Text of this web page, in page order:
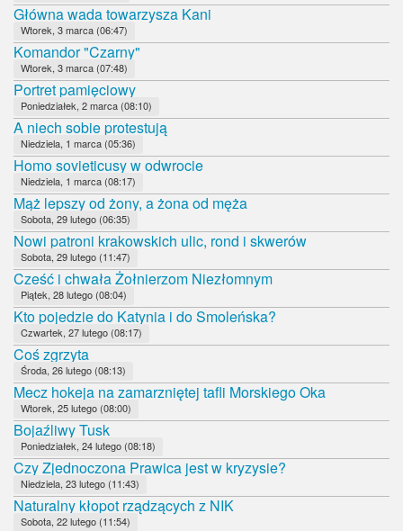
Główna wada towarzysza Kani
Wtorek, 3 marca (06:47)
Komandor "Czarny"
Wtorek, 3 marca (07:48)
Portret pamięciowy
Poniedziałek, 2 marca (08:10)
A niech sobie protestują
Niedziela, 1 marca (05:36)
Homo sovieticusy w odwrocie
Niedziela, 1 marca (08:17)
Mąż lepszy od żony, a żona od męża
Sobota, 29 lutego (06:35)
Nowi patroni krakowskich ulic, rond i skwerów
Sobota, 29 lutego (11:47)
Cześć i chwała Żołnierzom Niezłomnym
Piątek, 28 lutego (08:04)
Kto pojedzie do Katynia i do Smoleńska?
Czwartek, 27 lutego (08:17)
Coś zgrzyta
Środa, 26 lutego (08:13)
Mecz hokeja na zamarzniętej tafli Morskiego Oka
Wtorek, 25 lutego (08:00)
Bojaźliwy Tusk
Poniedziałek, 24 lutego (08:18)
Czy Zjednoczona Prawica jest w kryzysie?
Niedziela, 23 lutego (11:43)
Naturalny kłopot rządzących z NIK
Sobota, 22 lutego (11:54)